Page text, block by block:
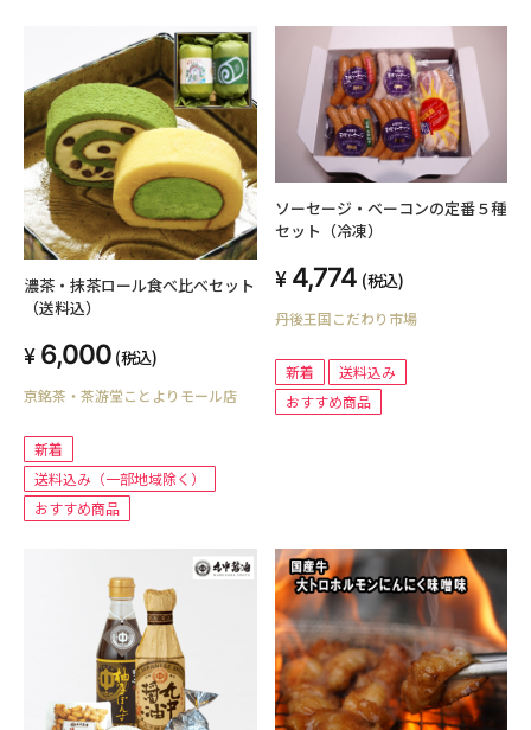
濃茶・抹茶ロール食べ比べセット
（送料込）
6,000 (税込)
京銘茶・茶游堂ことよりモール店
新着
送料込み（一部地域除く）
おすすめ商品
ソーセージ・ベーコンの定番５種
セット（冷凍）
4,774 (税込)
丹後王国こだわり市場
新着
送料込み
おすすめ商品